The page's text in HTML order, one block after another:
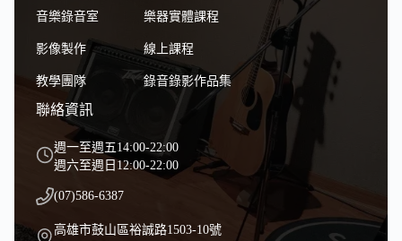
音樂錄音室
影像製作
教學團隊
樂器實體課程
線上課程
錄音錄影作品集
聯絡資訊
週一至週五14:00-22:00
週六至週日12:00-22:00
(07)586-6387
高雄市鼓山區裕誠路1503-10號